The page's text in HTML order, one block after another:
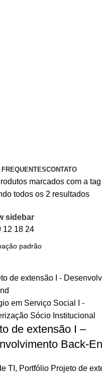
CONTATO
marcados com a
todos os 2 resultados
sidebar
12 18 24
de extensão I –
Back-
TI , Portfólio Projeto de